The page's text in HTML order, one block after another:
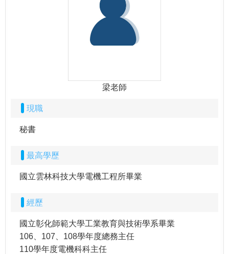
梁老師
現職
秘書
最高學歷
國立雲林科技大學電機工程所畢業
經歷
國立彰化師範大學工業教育與技術學系畢業
106、107、108學年度總務主任
110學年度電機科科主任